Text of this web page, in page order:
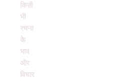
किसी
भी
रचना
के
भाव
और
विचार